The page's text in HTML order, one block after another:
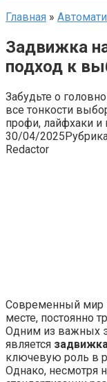
Главная »
Задвижка
подход к
Забудьте о
все тонкости
профи, лайфхаки
30/04/2025
Redactor
Современный мир
месте, постоянно
Одним из важных
является
ключевую роль в
Однако, несмотря